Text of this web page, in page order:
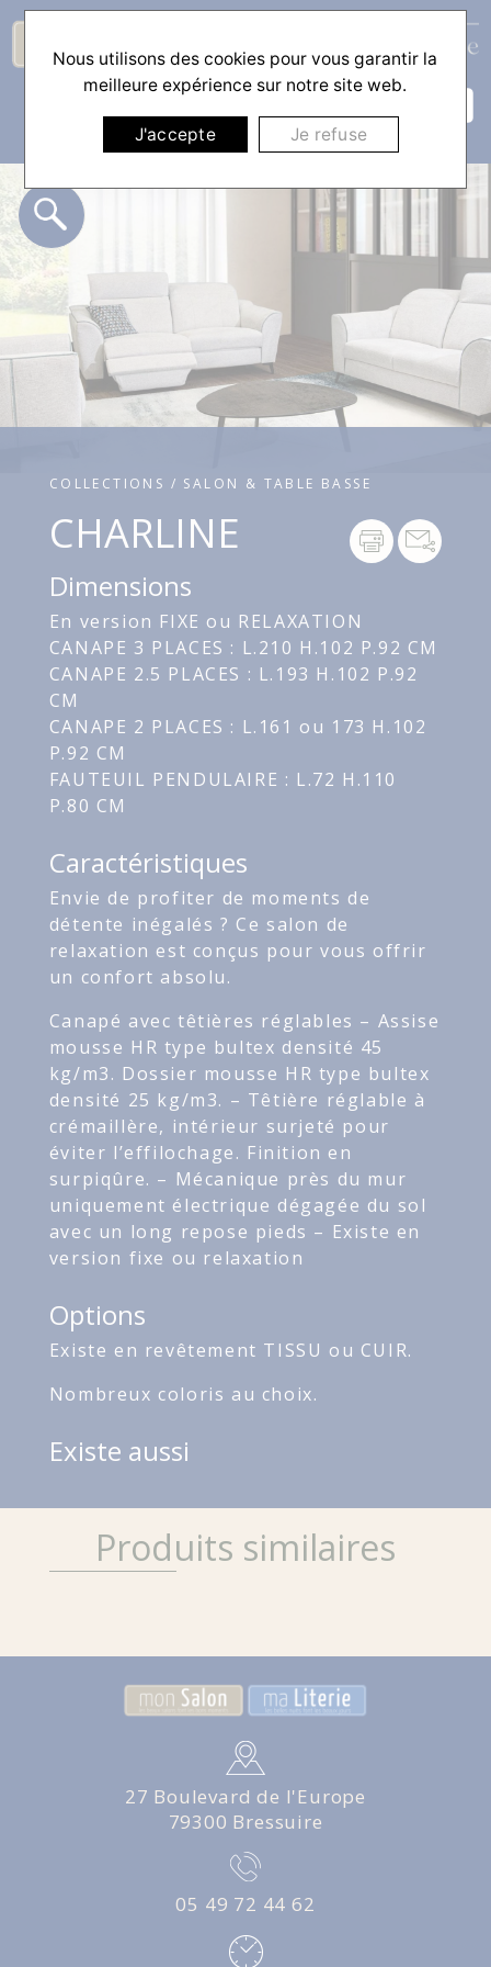
☰
COLLECTIONS / SALON & TABLE BASSE
CHARLINE
Dimensions
En version FIXE ou RELAXATION
CANAPE 3 PLACES : L.210 H.102 P.92 CM
CANAPE 2.5 PLACES : L.193 H.102 P.92
CM
CANAPE 2 PLACES : L.161 ou 173 H.102
P.92 CM
FAUTEUIL PENDULAIRE : L.72 H.110
P.80 CM
Caractéristiques
Envie de profiter de moments de
détente inégalés ? Ce salon de
relaxation est conçus pour vous offrir
un confort absolu.
Canapé avec têtières réglables – Assise
mousse HR type bultex densité 45
kg/m3. Dossier mousse HR type bultex
densité 25 kg/m3. – Têtière réglable à
crémaillère, intérieur surjeté pour
éviter l’effilochage. Finition en
surpiqûre. – Mécanique près du mur
uniquement électrique dégagée du sol
avec un long repose pieds – Existe en
version fixe ou relaxation
Options
Existe en revêtement TISSU ou CUIR.
Nombreux coloris au choix.
Existe aussi
Produits similaires
27 Boulevard de l'Europe
79300 Bressuire
05 49 72 44 62
Nous utilisons des cookies pour vous garantir la
meilleure expérience sur notre site web.
J'accepte Je refuse